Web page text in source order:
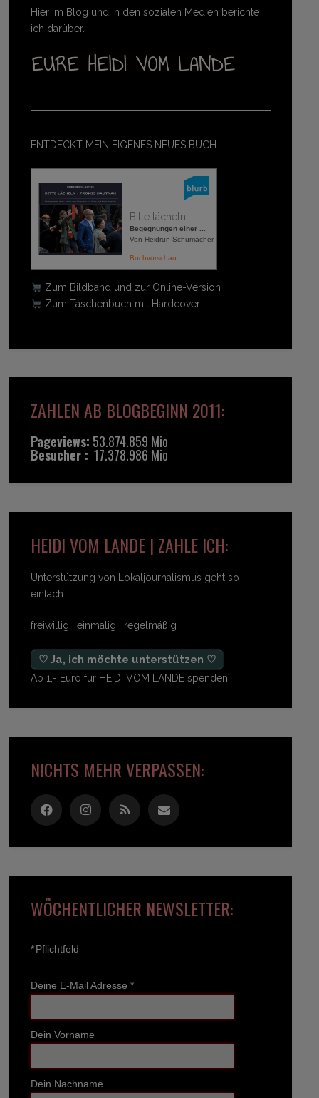
Hier im Blog und in den sozialen Medien berichte
ich darüber.
ENTDECKT MEIN EIGENES NEUES BUCH:
Bitte lächeln ...
Begegnungen einer ...
Von Heidrun Schumacher
Buchvorschau
Zum Bildband und zur Online-Version
Zum Taschenbuch mit Hardcover
ZAHLEN AB BLOGBEGINN 2011:
Pageviews: 53.874.859 Mio
Besucher : 17.378.986 Mio
HEIDI VOM LANDE | ZAHLE ICH:
Unterstützung von Lokaljournalismus geht so
einfach:
freiwillig | einmalig | regelmäßig
♡ Ja, ich möchte unterstützen ♡
Ab 1,- Euro für HEIDI VOM LANDE spenden!
NICHTS MEHR VERPASSEN:
WÖCHENTLICHER NEWSLETTER:
*Pflichtfeld
Deine E-Mail Adresse *
Dein Vorname
Dein Nachname